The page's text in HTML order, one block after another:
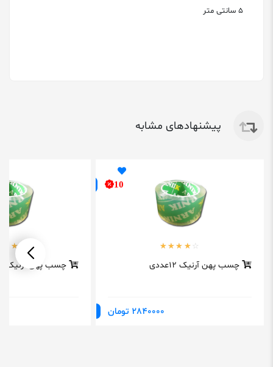
5 سانتی متر
پیشنهادهای مشابه
10
چسب پهن آرنیک ۱۲عددی
2840000 تومان
چسب پهن آرنیک Arnic